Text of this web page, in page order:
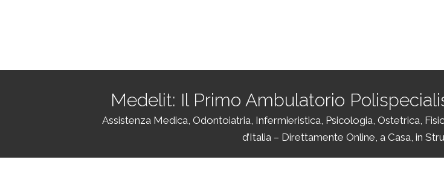
Medelit: Il Primo Ambulatorio
Assistenza Medica, Odontoiatria, Infermieristica, Psicologia, Ostetrica,
d’Italia – Direttamente Online, a Casa, in